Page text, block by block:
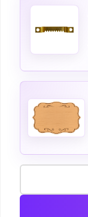
количество
Ангелче